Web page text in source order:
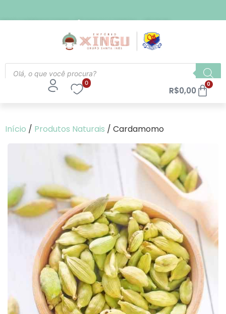
FRETE EXPRESSO PARA SÃO PAULO CAPITAL - R$ 21,90
0
R$0,00
0
Início / Produtos Naturais / Cardamomo